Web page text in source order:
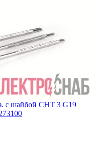
с шайбой CHT 3 G19